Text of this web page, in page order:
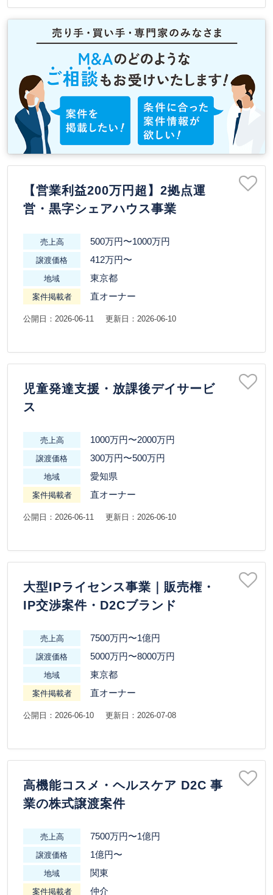
【営業利益200万円超】2拠点運
営・黒字シェアハウス事業
売上高 500万円〜1000万円
譲渡価格 412万円〜
地域 東京都
案件掲載者 直オーナー
公開日：2026-06-11 更新日：2026-06-10
児童発達支援・放課後デイサービ
ス
売上高 1000万円〜2000万円
譲渡価格 300万円〜500万円
地域 愛知県
案件掲載者 直オーナー
公開日：2026-06-11 更新日：2026-06-10
大型IPライセンス事業｜販売権・
IP交渉案件・D2Cブランド
売上高 7500万円〜1億円
譲渡価格 5000万円〜8000万円
地域 東京都
案件掲載者 直オーナー
公開日：2026-06-10 更新日：2026-07-08
高機能コスメ・ヘルスケア D2C 事
業の株式譲渡案件
売上高 7500万円〜1億円
譲渡価格 1億円〜
地域 関東
案件掲載者 仲介